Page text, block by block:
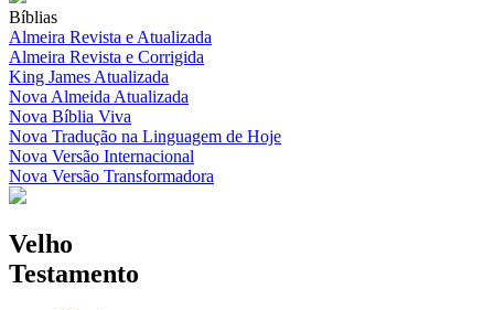
Bíblias
Almeira Revista e Atualizada
Almeira Revista e Corrigida
King James Atualizada
Nova Almeida Atualizada
Nova Bíblia Viva
Nova Tradução na Linguagem de Hoje
Nova Versão Internacional
Nova Versão Transformadora
Velho
Testamento